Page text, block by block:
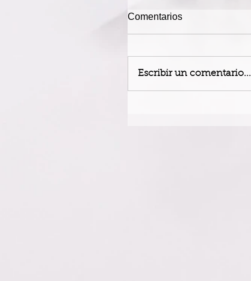
Comentarios
Escribir un comentario...